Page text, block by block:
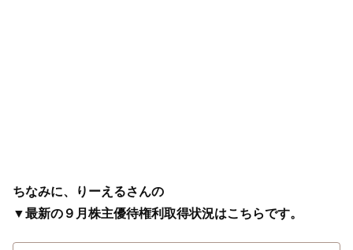
ちなみに、りーえるさんの
▼最新の９月株主優待権利取得状況はこちらです。